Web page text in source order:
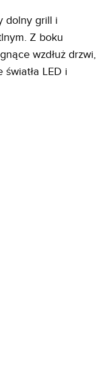
dolny grill i
Z boku
wzdłuż drzwi,
światła LED i